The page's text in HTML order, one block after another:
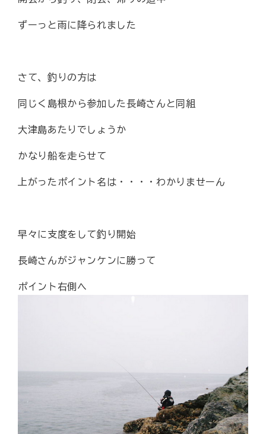
ずーっと雨に降られました
さて、釣りの方は
同じく島根から参加した長崎さんと同組
大津島あたりでしょうか
かなり船を走らせて
上がったポイント名は・・・・わかりませーん
早々に支度をして釣り開始
長崎さんがジャンケンに勝って
ポイント右側へ